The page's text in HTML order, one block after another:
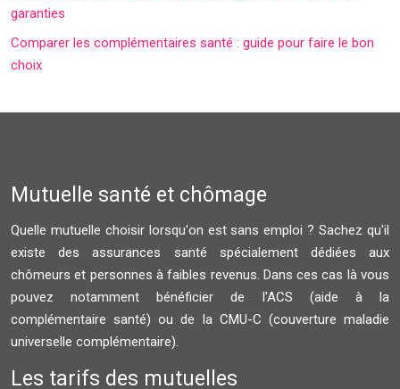
garanties
Comparer les complémentaires santé : guide pour faire le bon
choix
Mutuelle santé et chômage
Quelle mutuelle choisir lorsqu'on est sans emploi ? Sachez qu'il
existe des assurances santé spécialement dédiées aux
chômeurs et personnes à faibles revenus. Dans ces cas là vous
pouvez notamment bénéficier de l'ACS (aide à la
complémentaire santé) ou de la CMU-C (couverture maladie
universelle complémentaire).
Les tarifs des mutuelles